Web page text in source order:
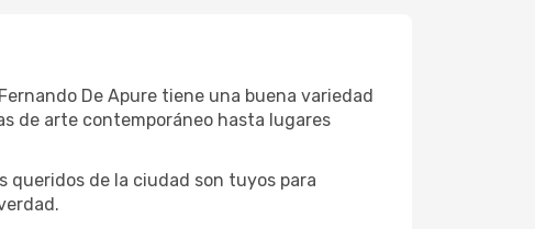
De Apure tiene una buena variedad
de arte contemporáneo hasta lugares
queridos de la ciudad son tuyos para